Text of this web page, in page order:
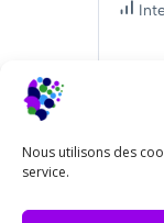
Nous utilisons des
service.